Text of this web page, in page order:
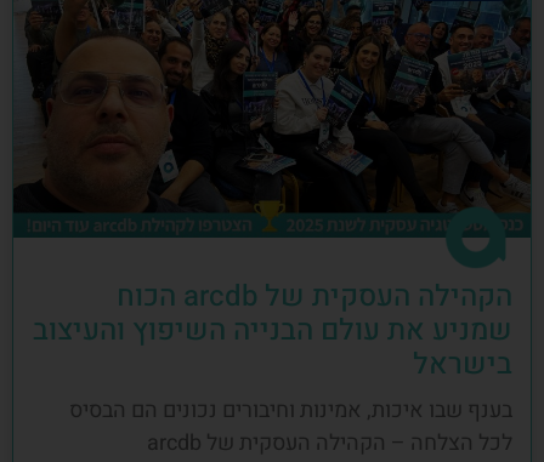
הקהילה העסקית של arcdb הכוח
שמניע את עולם הבנייה השיפוץ והעיצוב
בישראל
בענף שבו איכות, אמינות וחיבורים נכונים הם הבסיס
לכל הצלחה – הקהילה העסקית של arcdb